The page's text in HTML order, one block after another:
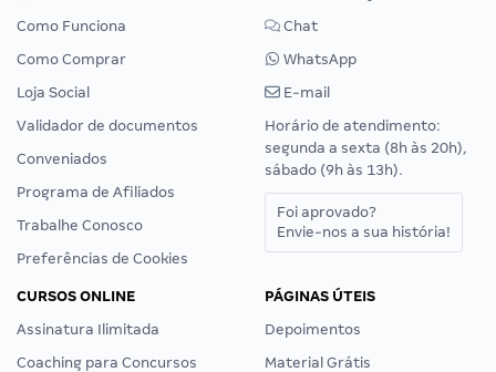
Como Funciona
Como Comprar
Loja Social
Validador de documentos
Conveniados
Programa de Afiliados
Trabalhe Conosco
Preferências de Cookies
Chat
WhatsApp
E-mail
Horário de atendimento:
segunda a sexta (8h às 20h),
sábado (9h às 13h).
Foi aprovado?
Envie-nos a sua história!
CURSOS ONLINE
Assinatura Ilimitada
Coaching para Concursos
PÁGINAS ÚTEIS
Depoimentos
Material Grátis